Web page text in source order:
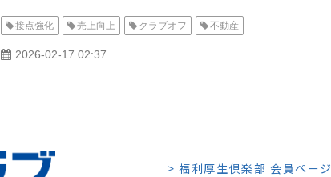
接点強化 売上向上 クラブオフ 不動産
2026-02-17 02:37
> 福利厚生倶楽部 会員ページ